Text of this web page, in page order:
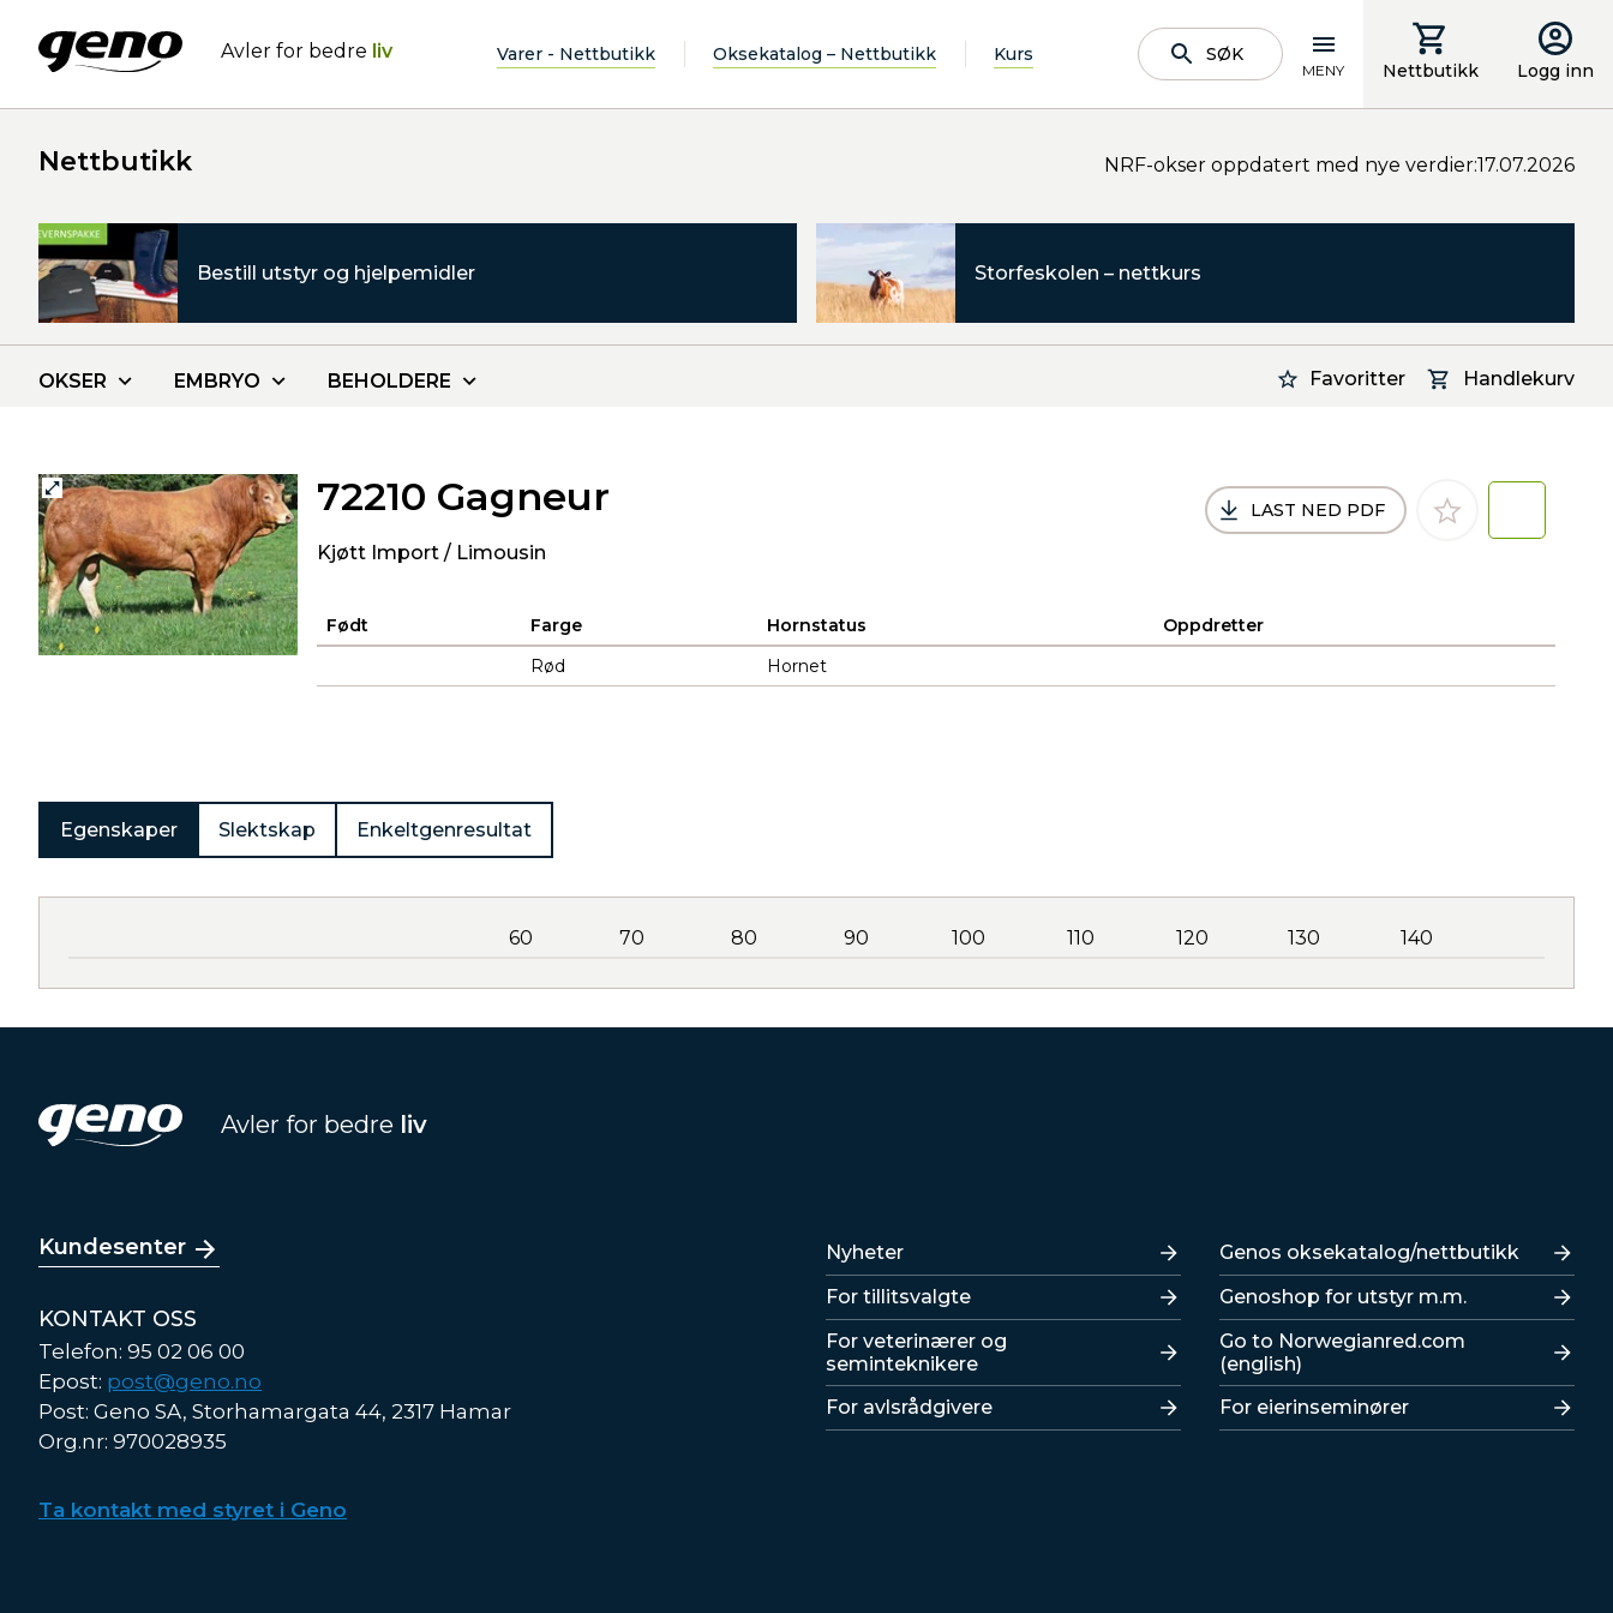
Avler for bedre liv Varer - Nettbutikk Oksekatalog – Nettbutikk Kurs SØK
MENY Nettbutikk Logg inn
Nettbutikk NRF-okser oppdatert med nye verdier:17.07.2026
Bestill utstyr og hjelpemidler Storfeskolen – nettkurs
Favoritter Handlekurv
OKSER EMBRYO BEHOLDERE
72210 Gagneur
Kjøtt Import / Limousin
LAST NED PDF
Født Farge Hornstatus
Oppdretter
Rød
Hornet
Egenskaper Slektskap Enkeltgenresultat
60 70 80 90 100 110 120 130 140
Avler for bedre liv
Kundesenter
KONTAKT OSS
Telefon: 95 02 06 00
Epost: post@geno.no
Post: Geno SA, Storhamargata 44, 2317 Hamar
Org.nr: 970028935
Ta kontakt med styret i Geno
Lenker
Nyheter
For tillitsvalgte
For veterinærer og
seminteknikere
For avlsrådgivere
Lenker
Genos oksekatalog/nettbutikk
Genoshop for utstyr m.m.
Go to Norwegianred.com
(english)
For eierinseminører